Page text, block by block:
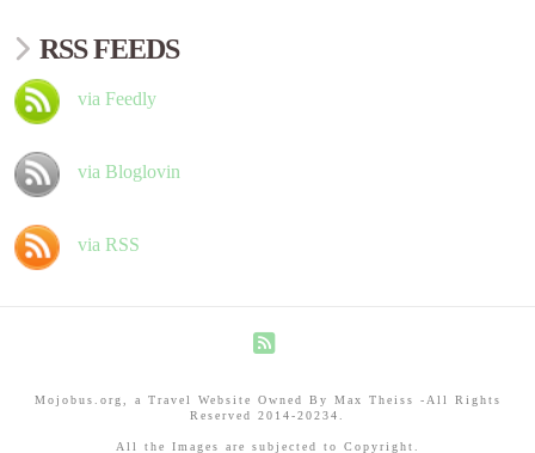
RSS FEEDS
via Feedly
via Bloglovin
via RSS
Mojobus.org, a Travel Website Owned By Max Theiss -All Rights
Reserved 2014-20234.
All the Images are subjected to Copyright.